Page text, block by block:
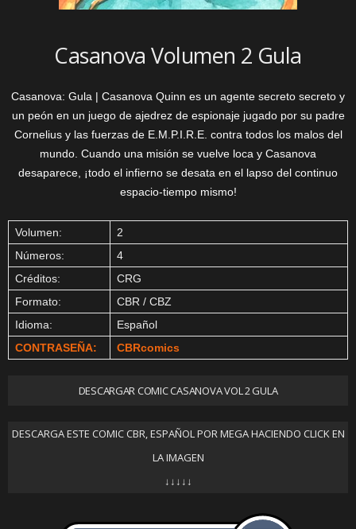
Casanova Volumen 2 Gula
Casanova: Gula | Casanova Quinn es un agente secreto secreto y
un peón en un juego de ajedrez de espionaje jugado por su padre
Cornelius y las fuerzas de E.M.P.I.R.E. contra todos los malos del
mundo. Cuando una misión se vuelve loca y Casanova
desaparece, ¡todo el infierno se desata en el lapso del continuo
espacio-tiempo mismo!
Volumen:
2
Números:
4
Créditos:
CRG
Formato:
CBR / CBZ
Idioma:
Español
CONTRASEÑA:
CBRcomics
DESCARGAR COMIC CASANOVA VOL 2 GULA
DESCARGA ESTE COMIC CBR, ESPAÑOL POR MEGA HACIENDO CLICK EN
LA IMAGEN
↓↓↓↓↓